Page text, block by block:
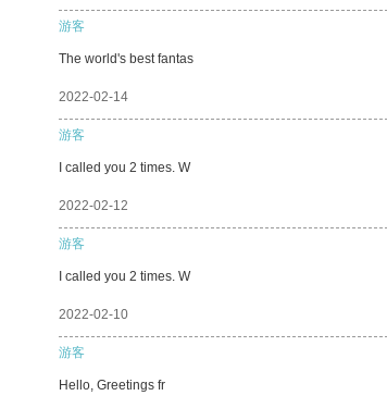
游客
The world's best fantas
2022-02-14
游客
I called you 2 times. W
2022-02-12
游客
I called you 2 times. W
2022-02-10
游客
Hello, Greetings fr